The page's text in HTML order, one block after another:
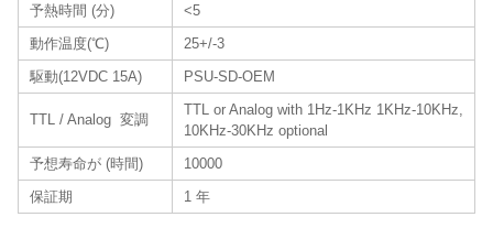
予熱時間 (分)
<5
動作温度(℃)
25+/-3
駆動(12VDC 15A)
PSU-SD-OEM
TTL / Analog 変調
TTL or Analog with 1Hz-1KHz 1KHz-10KHz,
10KHz-30KHz optional
予想寿命が (時間)
10000
保証期
1 年